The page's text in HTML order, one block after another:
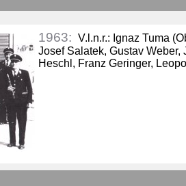
1963: V.l.n.r.: Ignaz Tuma
Josef Salatek, Gustav
Heschl, Franz Geringer,